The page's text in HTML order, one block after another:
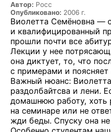
Автор: Росс
Опубликовано: 2006 г.
Виолетта Семёновна —
и квалифицированный
прошли почти все
Лекции у нее
она диктует, то, что
с примерами и поясняет
Важный нюанс:
раздолбайтсва и лени.
домашнюю работу, хоть
на семинаре или не
жди беды. Спуску она не